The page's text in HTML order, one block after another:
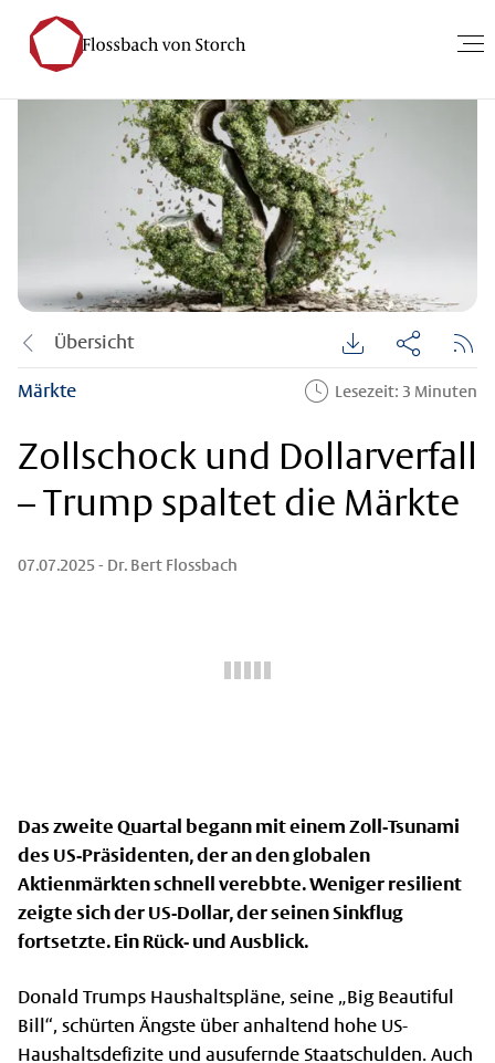
Übersicht
Märkte Lesezeit: 3 Minuten
Zollschock und Dollarverfall
– Trump spaltet die Märkte
07.07.2025- Dr. Bert Flossbach
Das zweite Quartal begann mit einem Zoll-Tsunami
des US-Präsidenten, der an den globalen
Aktienmärkten schnell verebbte. Weniger resilient
zeigte sich der US-Dollar, der seinen Sinkflug
fortsetzte. Ein Rück- und Ausblick.
Donald Trumps Haushaltspläne, seine „Big Beautiful
Bill“, schürten Ängste über anhaltend hohe US-
Haushaltsdefizite und ausufernde Staatschulden. Auch